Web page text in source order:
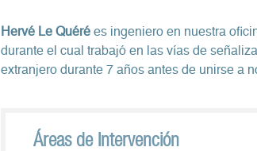
Hervé Le Quéré es ingeniero en nuestra
durante el cual trabajó en las vías de
extranjero durante 7 años antes de unirse a
Áreas de Intervención